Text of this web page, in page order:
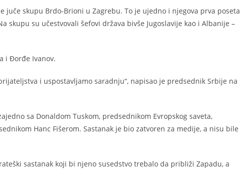
juče skupu Brdo-Brioni u Zagrebu. To je ujedno i njegova prva poseta
skupu su učestvovali šefovi država bivše Jugoslavije kao i Albanije –
i Đorđe Ivanov.
i uspostavljamo saradnju“, napisao je predsednik Srbije na
sa Donaldom Tuskom, predsednikom Evropskog saveta,
Hanc Fišerom. Sastanak je bio zatvoren za medije, a nisu bile
sastanak koji bi njeno susedstvo trebalo da približi Zapadu, a